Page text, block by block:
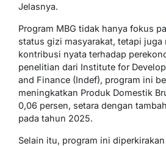
Jelasnya.
Program MBG tidak hanya fokus
status gizi masyarakat, tetapi juga
kontribusi nyata terhadap
penelitian dari Institute for
and Finance (Indef), program ini
meningkatkan Produk Domestik
0,06 persen, setara dengan
pada tahun 2025.
Selain itu, program ini